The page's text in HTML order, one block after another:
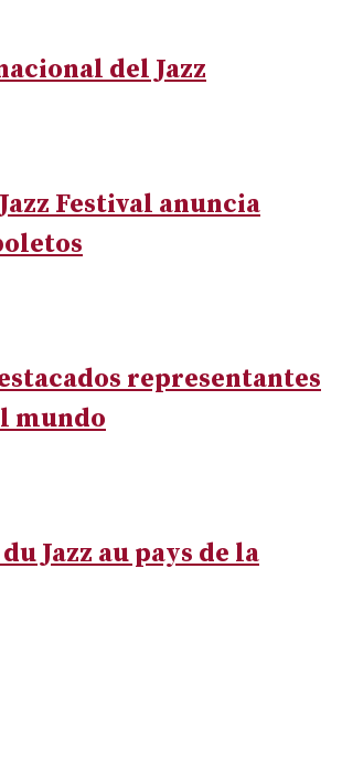
del Jazz
Festival anuncia
representantes
mundo
Jazz au pays de la